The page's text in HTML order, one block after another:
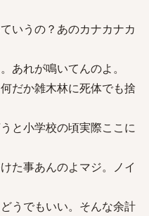
いうの？あのカナカナカ
あれが鳴いてんのよ。
だか雑木林に死体でも捨
と小学校の頃実際ここに
た事あんのよマジ。ノイ
うでもいい。そんな余計